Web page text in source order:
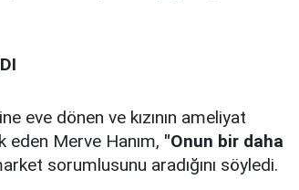
eve dönen ve kızının ameliyat
eden Merve Hanım, "Onun bir daha
sorumlusunu aradığını söyledi.